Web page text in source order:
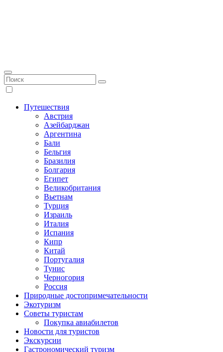
Путешествия
Австрия
Азейбарджан
Аргентина
Бали
Бельгия
Бразилия
Болгария
Египет
Великобритания
Вьетнам
Турция
Израиль
Италия
Испания
Кипр
Китай
Португалия
Тунис
Черногория
Россия
Природные достопримечательности
Экотуризм
Советы туристам
Покупка авиабилетов
Новости для туристов
Экскурсии
Гастрономический туризм